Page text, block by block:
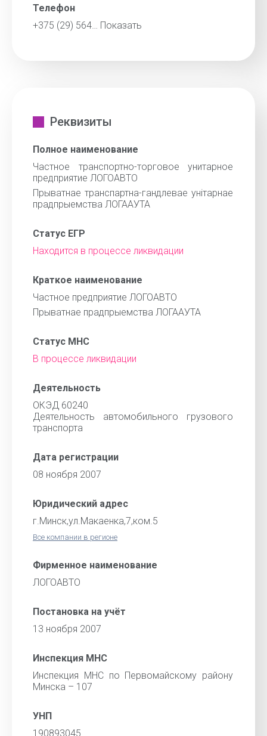
Телефон
+375 (29) 564… Показать
Реквизиты
Полное наименование
Частное транспортно-торговое унитарное
предприятие ЛОГОАВТО
Прыватнае транспартна-гандлевае унiтарнае
прадпрыемства ЛОГААУТА
Статус ЕГР
Находится в процессе ликвидации
Краткое наименование
Частное предприятие ЛОГОАВТО
Прыватнае прадпрыемства ЛОГААУТА
Статус МНС
В процессе ликвидации
Деятельность
ОКЭД 60240
Деятельность автомобильного грузового
транспорта
Дата регистрации
08 ноября 2007
Юридический адрес
г.Минск,ул.Макаенка,7,ком.5
Все компании в регионе
Фирменное наименование
ЛОГОАВТО
Постановка на учёт
13 ноября 2007
Инспекция МНС
Инспекция МНС по Первомайскому району
Минска – 107
УНП
190893045